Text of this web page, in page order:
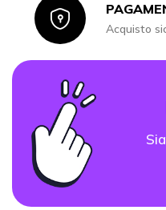
IconAcquisto